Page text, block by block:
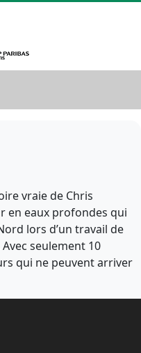
vraie de Chris
en eaux profondes qui
lors d’un travail de
seulement 10
qui ne peuvent arriver